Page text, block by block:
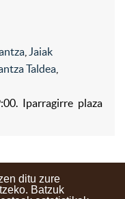
ditu zure
Batzuk
Jaiak
Taldea
Iparragirre plaza